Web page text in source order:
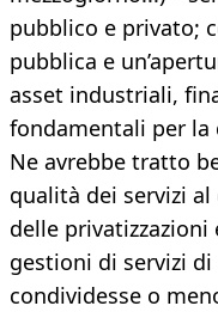
pubblico e privato;
pubblica e
asset industriali,
fondamentali per la
Ne avrebbe tratto
qualità dei servizi
delle privatizzazioni
gestioni di servizi
condividesse o